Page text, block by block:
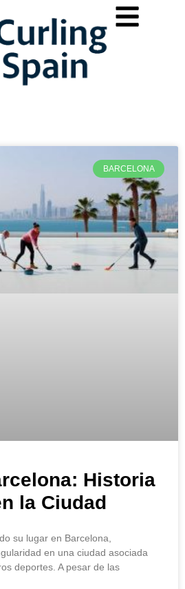
BARCELONA
Historia
la Ciudad
su lugar en Barcelona,
en una ciudad asociada
deportes. A pesar de las